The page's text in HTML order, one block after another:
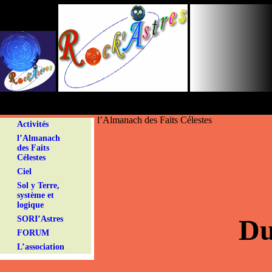
Activités
l’Almanach
des Faits
Célestes
Ciel
Sol y Terre,
système et
logique
SORI’Astres
FORUM
L’association
l’Almanach des Faits Célestes
Panneau de gestion des cookies